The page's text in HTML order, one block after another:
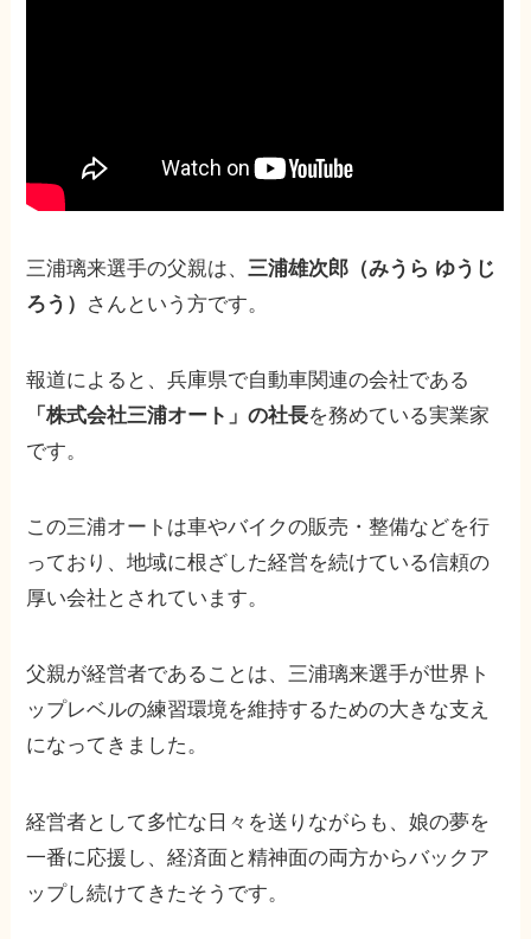
三浦璃来選手の父親は、三浦雄次郎（みうら ゆうじ
ろう） さんという方です。
報道によると、兵庫県で自動車関連の会社である
「株式会社三浦オート」の社長を務めている実業家
です。
この三浦オートは車やバイクの販売・整備などを行
っており、地域に根ざした経営を続けている信頼の
厚い会社とされています。
父親が経営者であることは、三浦璃来選手が世界ト
ップレベルの練習環境を維持するための大きな支え
になってきました。
経営者として多忙な日々を送りながらも、娘の夢を
一番に応援し、経済面と精神面の両方からバックア
ップし続けてきたそうです。